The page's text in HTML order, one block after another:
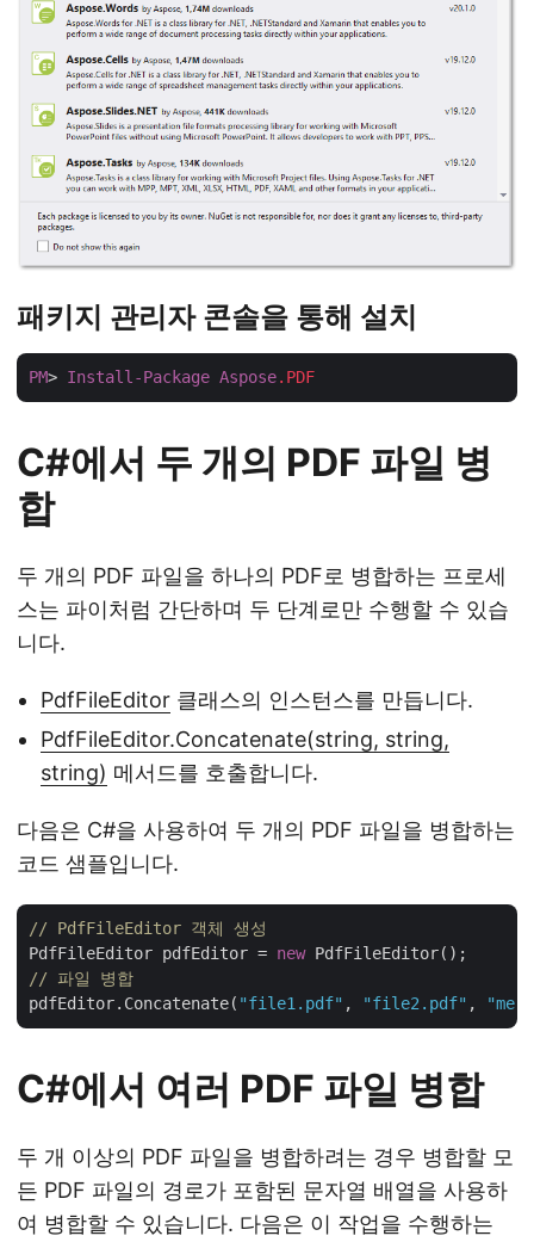
패키지 관리자 콘솔을 통해 설치
PM> Install-Package Aspose.PDF
C#에서 두 개의 PDF 파일 병
합
두 개의 PDF 파일을 하나의 PDF로 병합하는 프로세
스는 파이처럼 간단하며 두 단계로만 수행할 수 있습
니다.
PdfFileEditor 클래스의 인스턴스를 만듭니다.
PdfFileEditor.Concatenate(string, string,
string) 메서드를 호출합니다.
다음은 C#을 사용하여 두 개의 PDF 파일을 병합하는
코드 샘플입니다.
// PdfFileEditor 객체 생성
PdfFileEditor pdfEditor = new
// 파일 병합
pdfEditor.Concatenate( "file1.pdf" , "file2.pdf" ,
C#에서 여러 PDF 파일 병합
두 개 이상의 PDF 파일을 병합하려는 경우 병합할 모
든 PDF 파일의 경로가 포함된 문자열 배열을 사용하
여 병합할 수 있습니다. 다음은 이 작업을 수행하는